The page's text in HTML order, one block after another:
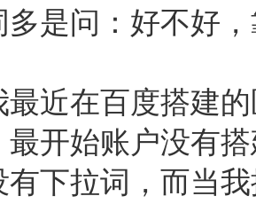
多是问：好不好
最近在百度搭建
最开始账户没有
有下拉词，而当